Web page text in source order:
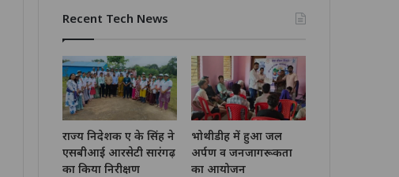
Recent Tech News
राज्य निदेशक ए के सिंह ने
एसबीआई आरसेटी सारंगढ़
का किया निरीक्षण
भोथीडीह में हुआ जल
अर्पण व जनजागरूकता
का आयोजन